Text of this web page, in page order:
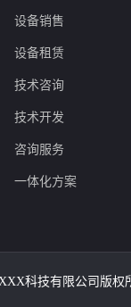
设备销售
设备租赁
技术咨询
技术开发
咨询服务
一体化方案
科技有限公司版权